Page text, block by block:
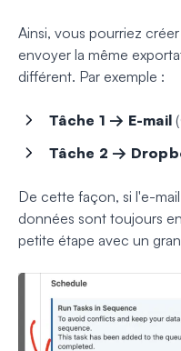
Ainsi, vous pourriez
envoyer la même
différent. Par exemple :
Tâche 1 → E-mail
Tâche 2 →
De cette façon, si l'e-
données sont toujours
petite étape avec un